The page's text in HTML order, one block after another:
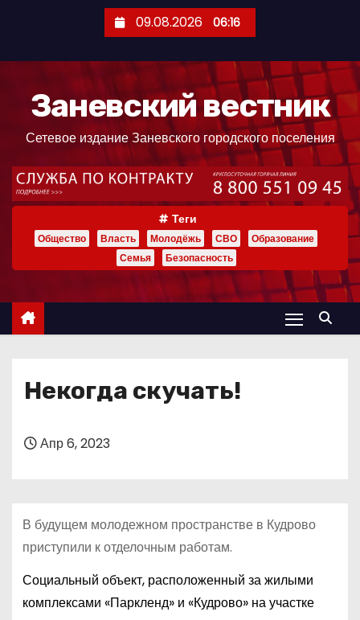
ж
09.08.2026 06:16
Заневский вестник
Сетевое издание Заневского городского поселения
Теги
Общество Власть Молодёжь СВО
Образование
Семья
Безопасность
Некогда скучать!
Апр 6, 2023
В будущем молодежном пространстве в Кудрово
приступили к отделочным работам.
Социальный объект, расположенный за жилыми
комплексами «Паркленд» и «Кудрово» на участке